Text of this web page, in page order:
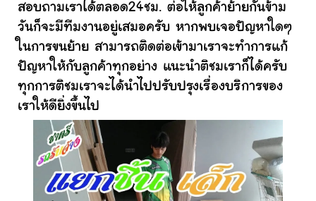
สอบถามเราได้ตลอด24ชม. ต่อให้ลูกค้าย้ายกันข้าม
วันก็จะมีทีมงานอยู่เสมอครับ หากพบเจอปัญหาใดๆ
ในการขนย้าย สามารถติดต่อเข้ามาเราจะทำการแก้
ปัญหาให้กับลูกค้าทุกอย่าง แนะนำติชมเราก็ได้ครับ
ทุกการติชมเราจะได้นำไปปรับปรุงเรื่องบริการของ
เราให้ดียิ่งขึ้นไป